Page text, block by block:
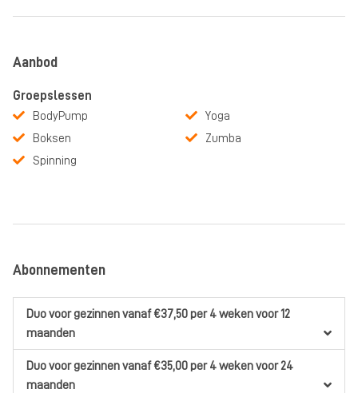
Aanbod
Groepslessen
BodyPump
Boksen
Spinning
Yoga
Zumba
Abonnementen
Duovoor gezinnenvanaf €37,50per 4 wekenvoor 12
maanden
Duovoor gezinnenvanaf €35,00per 4 wekenvoor 24
maanden